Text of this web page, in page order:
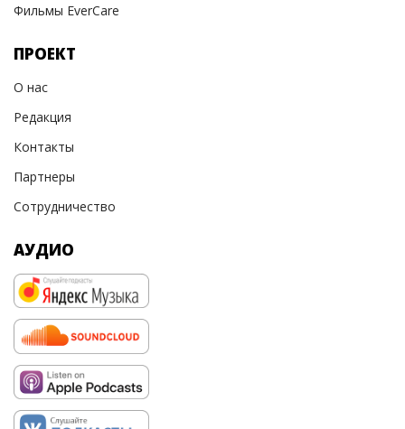
Фильмы EverCare
ПРОЕКТ
О нас
Редакция
Контакты
Партнеры
Сотрудничество
АУДИО